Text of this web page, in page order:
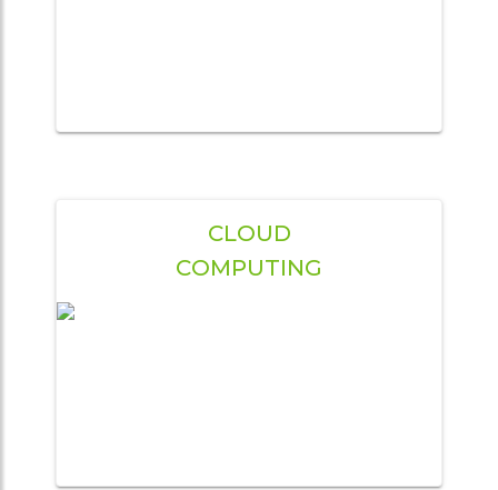
CLOUD
COMPUTING